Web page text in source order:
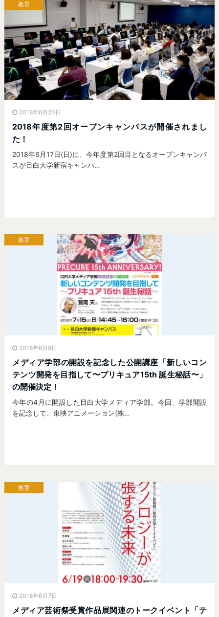
教育
2018年6月20日
2018年度第2回オープンキャンパスが開催されまし
た！
2018年6月17日(日)に、今年度第2回目となるオープンキャンパ
スが目白大学新宿キャンパ…
教育
2018年6月8日
メディア学部の開設を記念した公開講座「新しいコン
テンツ開発を目指して〜プリキュア15th 誕生秘話〜」
の開催決定！
今年の4月に開設した目白大学メディア学部。今回、学部開設
を記念して、東映アニメーション(株…
教育
2018年6月7日
メディア芸術祭受賞作品展関連のトークイベント「テ